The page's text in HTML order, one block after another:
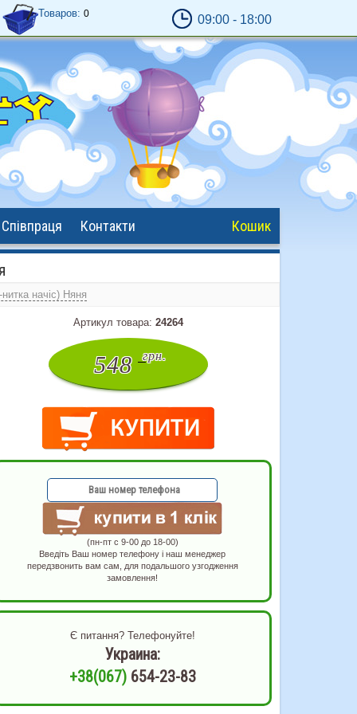
09:00 - 18:00
Обробка замовлень - з
9:00 до
18:00
Відправка замовлень - 17:00 крім сб. и
Кошик працює завжди ;)
Товаров: 0
Співпраця Контакти Кошик
начіс) Няня
Артикул товара: 24264
548 грн.
(пн-пт с 9-00 до 18-00)
Введіть Ваш номер телефону і наш менеджер
передзвонить вам сам, для подальшого узгодження
замовлення!
Є питання? Телефонуйте!
Украина:
+38(067)654-23-83